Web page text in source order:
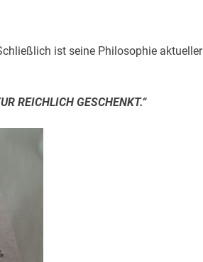
ist seine Philosophie aktueller
REICHLICH GESCHENKT.“